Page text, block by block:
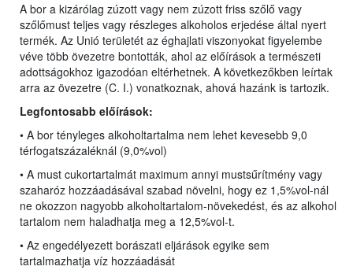
A bor a kizárólag zúzott vagy nem zúzott friss szőlő vagy
szőlőmust teljes vagy részleges alkoholos erjedése által nyert
termék. Az Unió területét az éghajlati viszonyokat figyelembe
véve több övezetre bontották, ahol az előírások a természeti
adottságokhoz igazodóan eltérhetnek. A következőkben leírtak
arra az övezetre (C. I.) vonatkoznak, ahová hazánk is tartozik.
Legfontosabb előírások:
• A bor tényleges alkoholtartalma nem lehet kevesebb 9,0
térfogatszázaléknál (9,0%vol)
• A must cukortartalmát maximum annyi mustsűrítmény vagy
szaharóz hozzáadásával szabad növelni, hogy ez 1,5%vol-nál
ne okozzon nagyobb alkoholtartalom-növekedést, és az alkohol
tartalom nem haladhatja meg a 12,5%vol-t.
• Az engedélyezett borászati eljárások egyike sem
tartalmazhatja víz hozzáadását